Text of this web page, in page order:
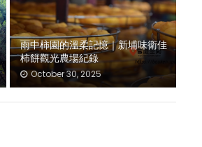
雨中柿園的溫柔記憶｜新埔味衛佳
柿餅觀光農場紀錄
October 30, 2025